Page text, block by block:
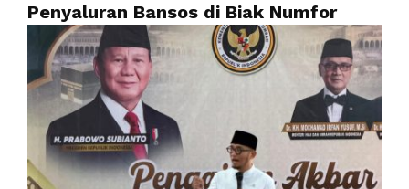
Penyaluran Bansos di Biak Numfor